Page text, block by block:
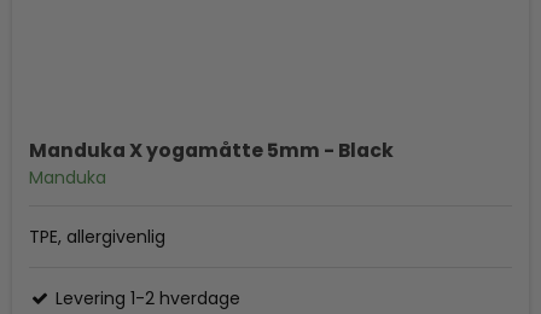
Manduka X yogamåtte 5mm - Black
Manduka
TPE, allergivenlig
Levering 1-2 hverdage